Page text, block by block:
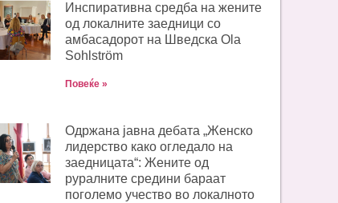
Инспиративна средба на жените
од локалните заедници со
амбасадорот на Шведска Ola
Sohlström
Повеќе »
Одржана јавна дебата „Женско
лидерство како огледало на
заедницата“: Жените од
руралните средини бараат
поголемо учество во локалното